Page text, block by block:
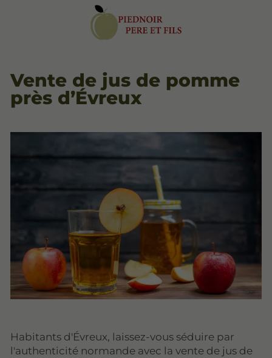
Vente de jus de pomme
près d’Évreux
Habitants d'Évreux, laissez-vous séduire par
l'authenticité normande avec la vente de jus de